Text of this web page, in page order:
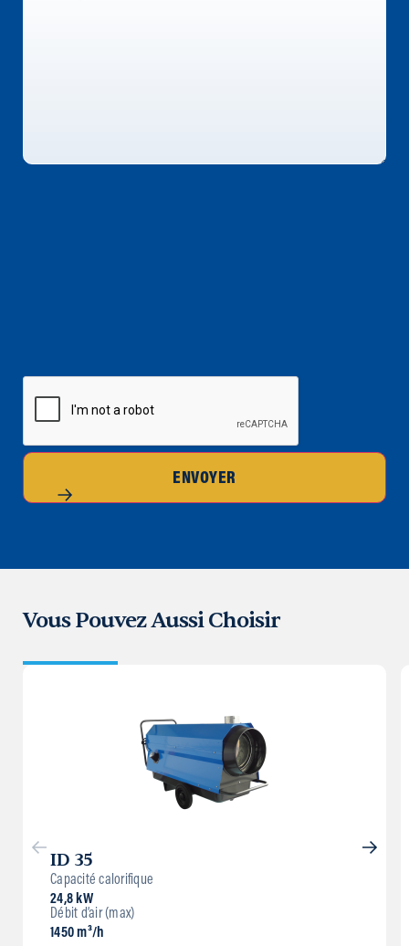
CAPTCHA
ENVOYER
Vous Pouvez Aussi Choisir
ID 35
Capacité calorifique
24,8 kW
Débit d’air (max)
1450 m³/h